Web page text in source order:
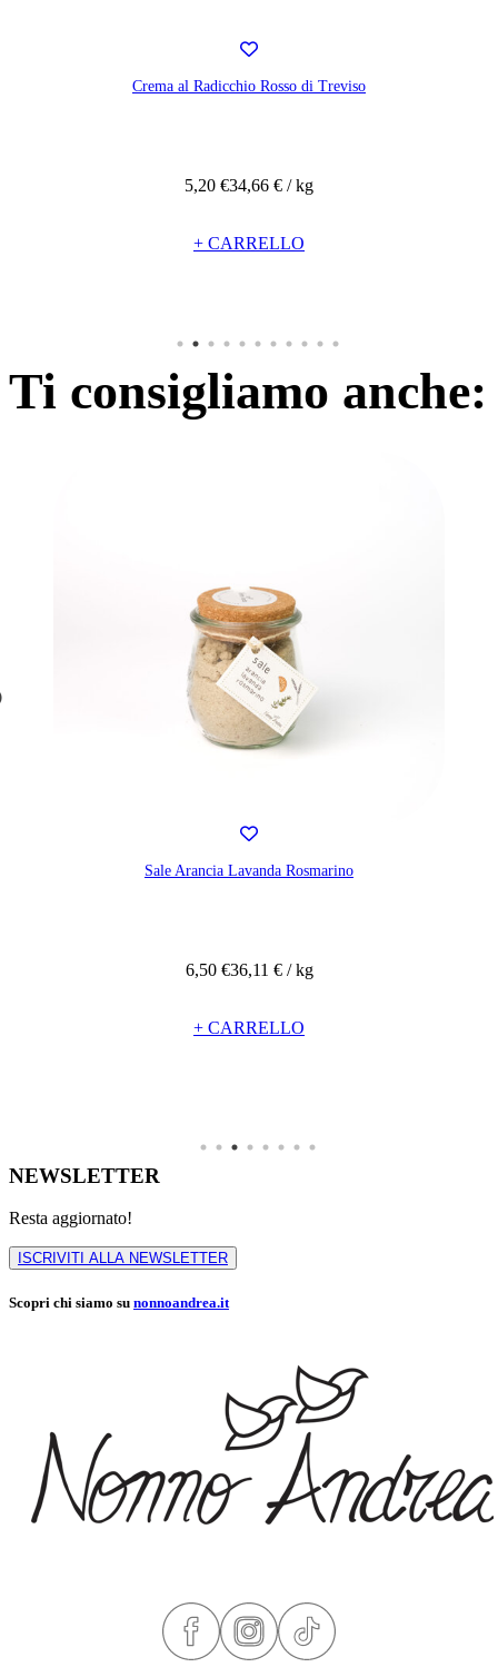
Crema ai carciofi, mandorle e capperi
5,20 €34,66 € / kg
+ CARRELLO
Ti consigliamo anche:
NEWSLETTER
Resta aggiornato!
ISCRIVITI ALLA NEWSLETTER
Scopri chi siamo su nonnoandrea.it